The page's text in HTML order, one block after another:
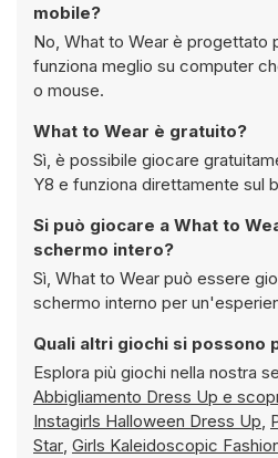
mobile?
No, What to Wear è progettato
funziona meglio su computer
o mouse.
What to Wear è gratuito?
Sì, è possibile giocare
Y8 e funziona direttamente sul
Si può giocare a What to Wear in
schermo intero?
Sì, What to Wear può essere giocato in modalità
schermo interno per
Quali altri giochi si possono
Esplora più giochi nella nostra
Instagirls Halloween Dress Up,
Star, Girls Kaleidoscopic